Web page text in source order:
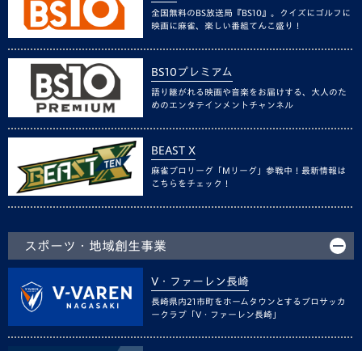
全国無料のBS放送局『BS10』。クイズにゴルフに
映画に麻雀、楽しい番組てんこ盛り！
BS10プレミアム
語り継がれる映画や音楽をお届けする、大人のた
めのエンタテインメントチャンネル
BEAST X
麻雀プロリーグ「Mリーグ」参戦中！最新情報は
こちらをチェック！
スポーツ・地域創生事業
V・ファーレン長崎
長崎県内21市町をホームタウンとするプロサッカ
ークラブ「V・ファーレン長崎」